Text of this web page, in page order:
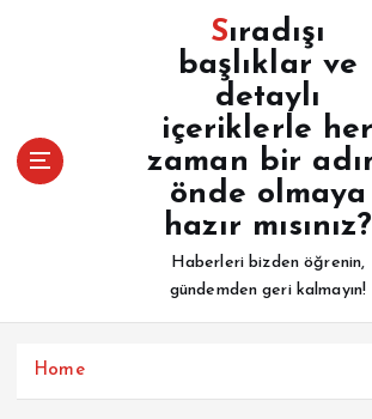
Sıradışı
başlıklar ve
detaylı
içeriklerle her
zaman bir
önde olmaya
hazır mısınız?
Haberleri bizden öğrenin,
gündemden geri kalmayın!
Home